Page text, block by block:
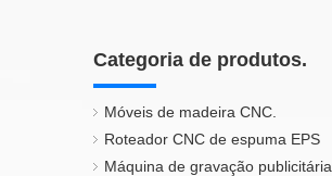
Categoria de produtos.
Móveis de madeira CNC.
Roteador CNC de espuma EPS
Máquina de gravação publicitária